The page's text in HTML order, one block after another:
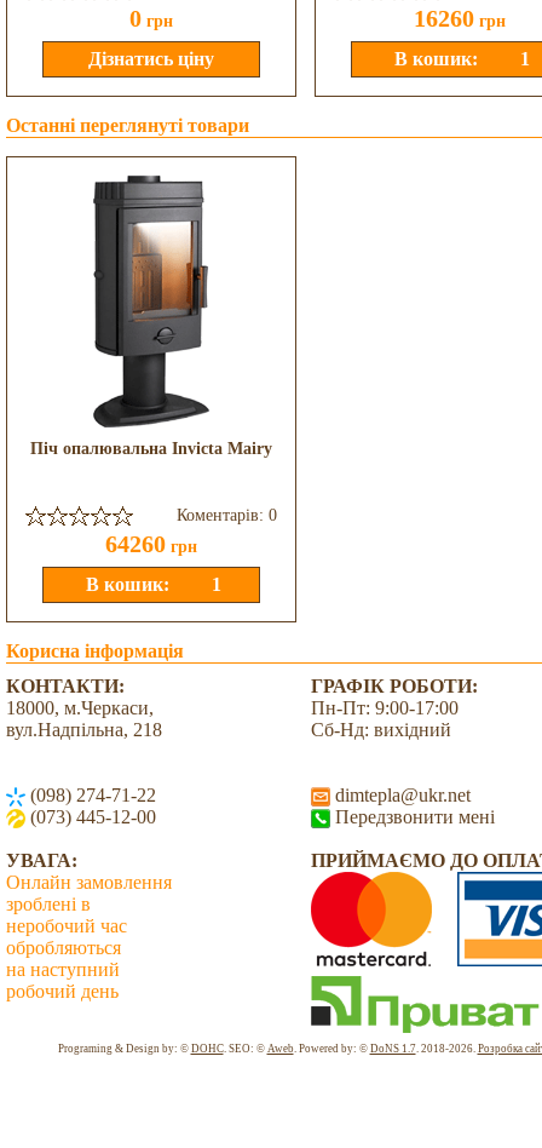
0 грн 16260 грн
Останні переглянуті товари
Піч опалювальна Invicta Mairy
Коментарів: 0
64260 грн
Корисна інформація
КОНТАКТИ:
18000, м.Черкаси,
вул.Надпільна, 218
(098) 274-71-22
(073) 445-12-00
ГРАФІК РОБОТИ:
Пн-Пт: 9:00-17:00
Сб-Нд: вихідний
dimtepla@ukr.net
Передзвонити мені
УВАГА:
Онлайн замовлення
зроблені в
неробочий час
обробляються
на наступний
робочий день
ПРИЙМАЄМО ДО
Programing & Design by: © DOHC. SEO: © Aweb. Powered by: © DoNS 1.7. 2018-2026. Розробка